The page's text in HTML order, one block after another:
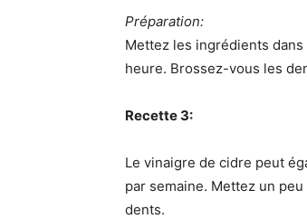
Préparation:
Mettez les ingrédients
heure. Brossez-vous les
Recette 3:
Le vinaigre de cidre peut
par semaine. Mettez un
dents.